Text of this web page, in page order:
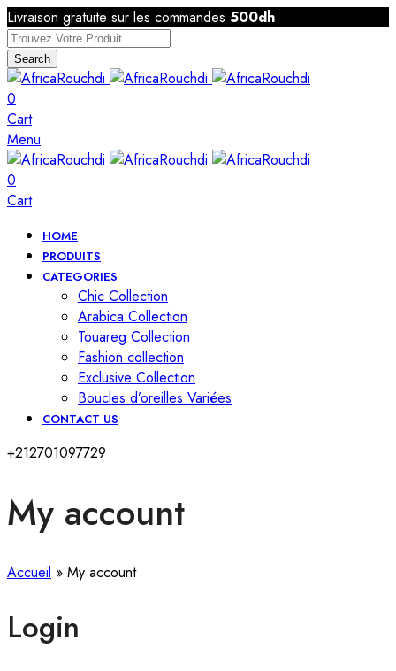
Livraison gratuite sur les commandes 500dh
Search
0
Cart
Menu
0
Cart
HOME
PRODUITS
CATEGORIES
Chic Collection
Arabica Collection
Touareg Collection
Fashion collection
Exclusive Collection
Boucles d’oreilles Variées
CONTACT US
+212701097729
My account
Accueil » My account
Login